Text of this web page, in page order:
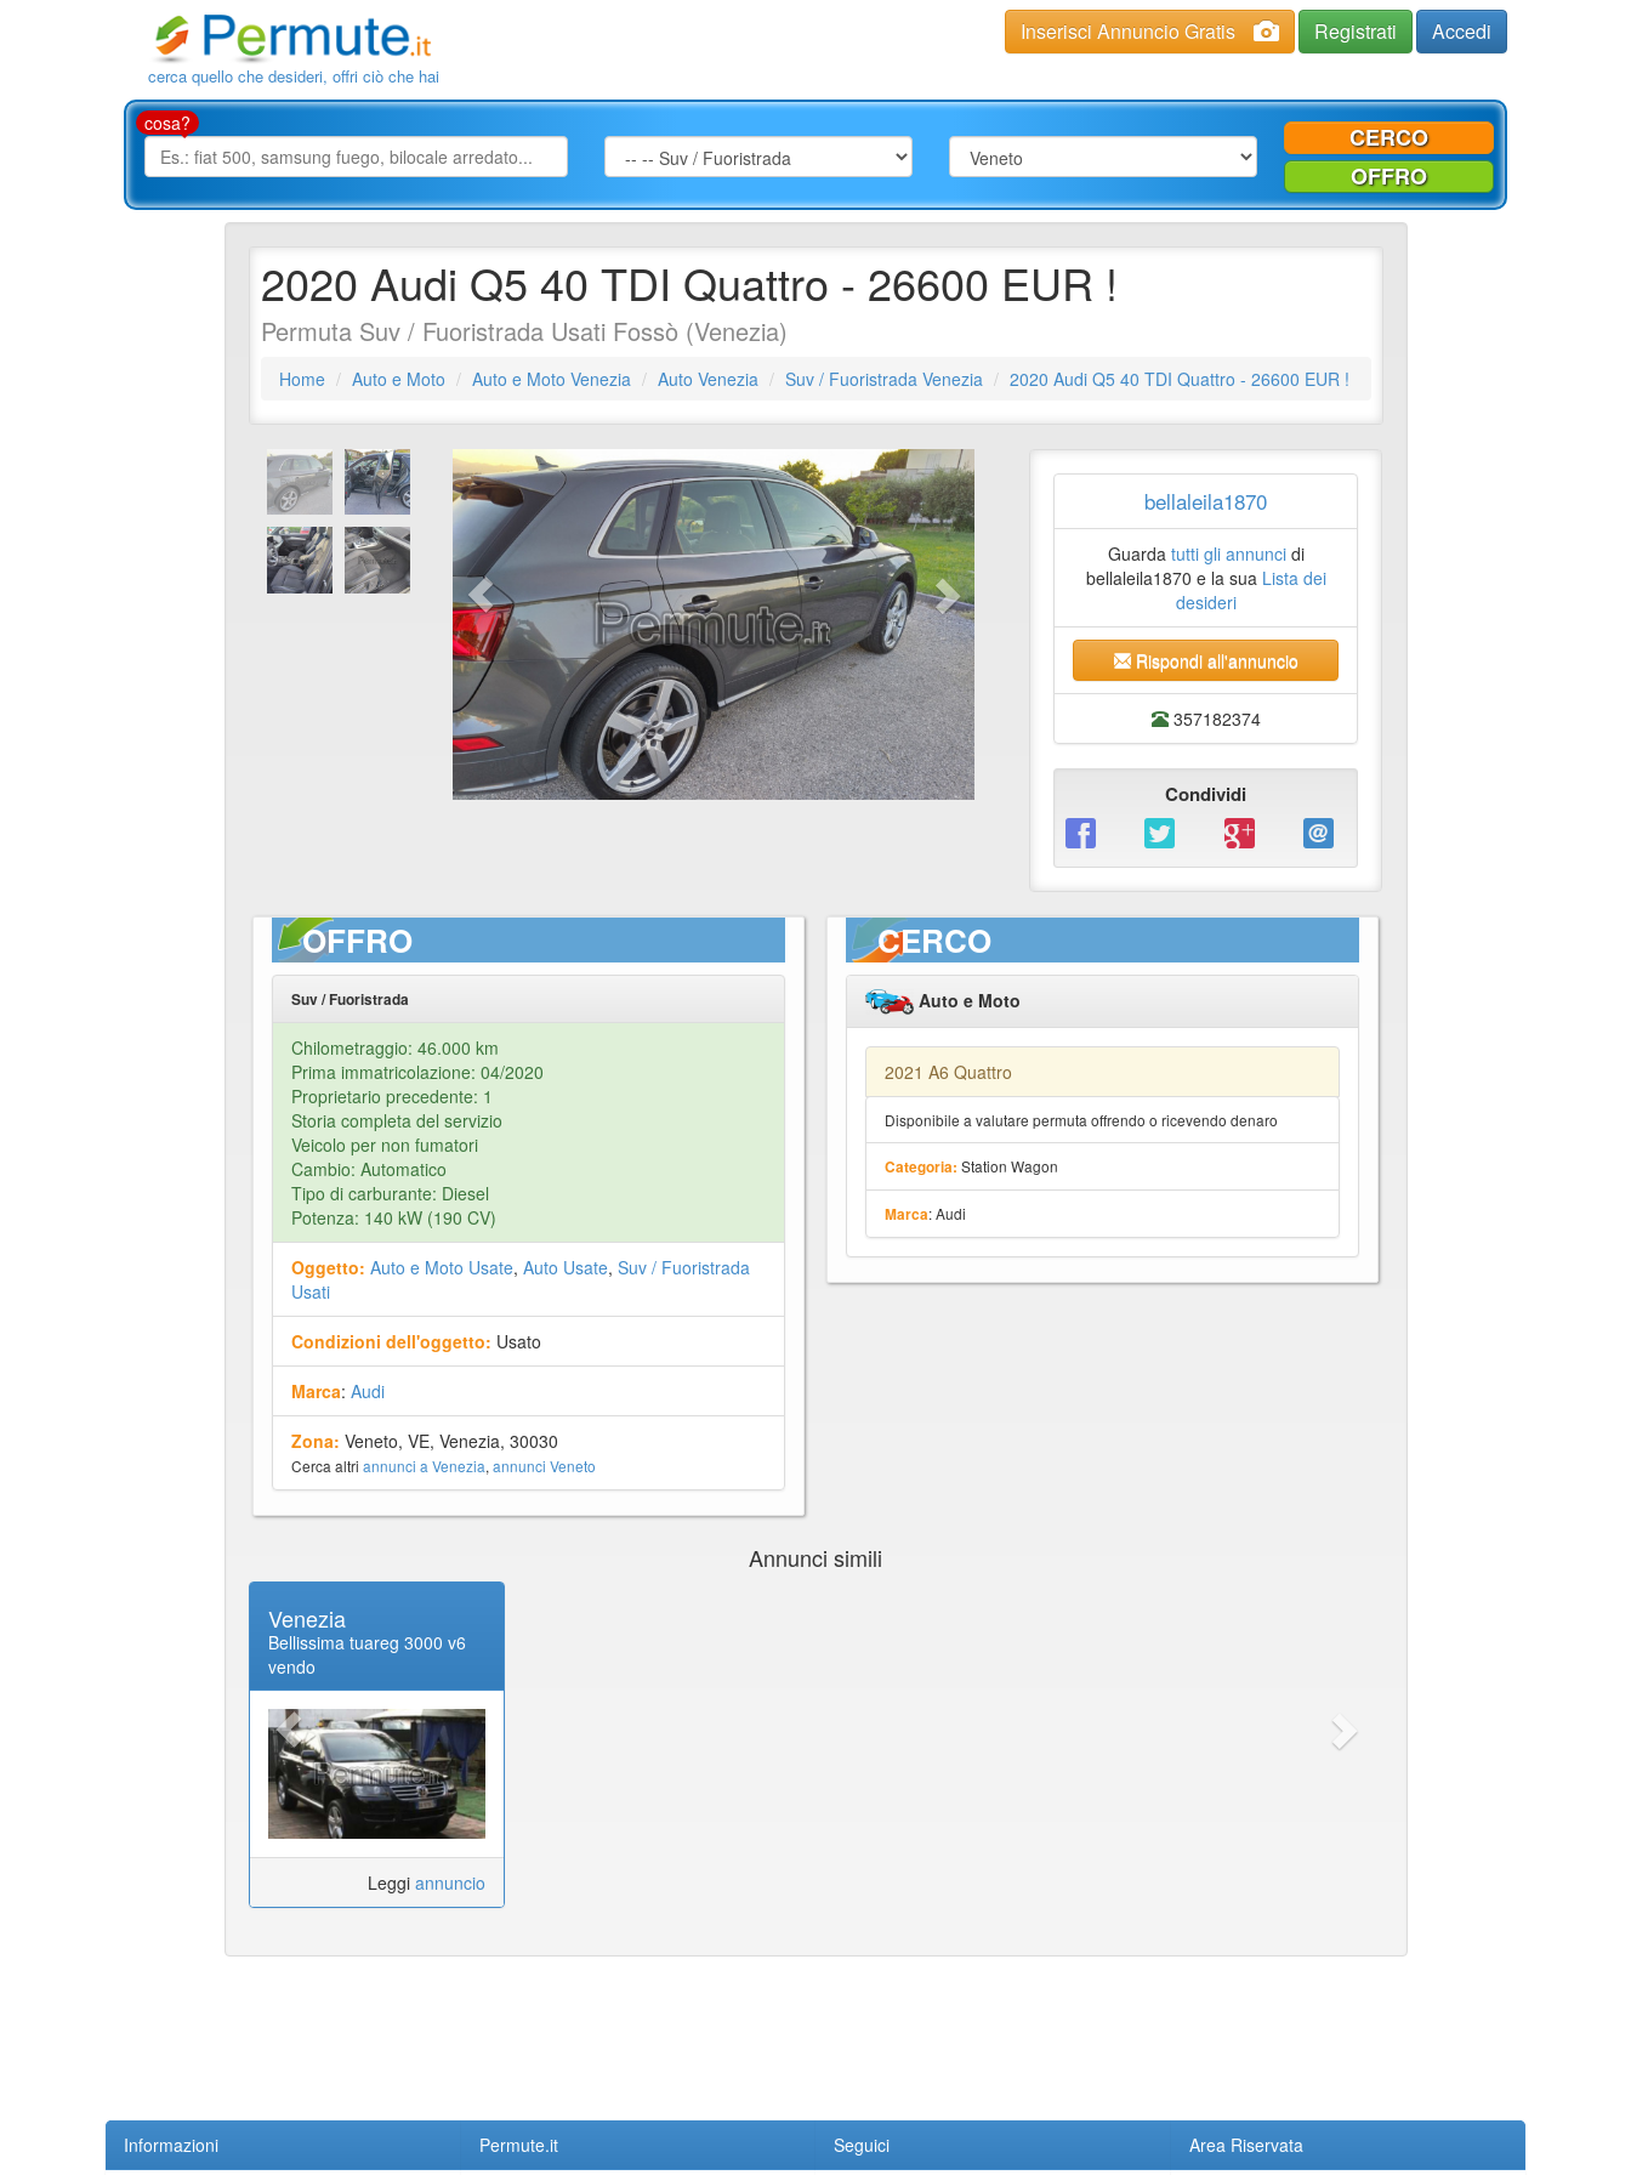
cerca quello che desideri, offri ciò che hai
Inserisci Annuncio Gratis Registrati Accedi
cosa?
CERCO
OFFRO
2020 Audi Q5 40 TDI Quattro - 26600 EUR !
Permuta Suv / Fuoristrada Usati Fossò (Venezia)
Home Auto e Moto Auto e Moto Venezia Auto Venezia Suv / Fuoristrada Venezia 2020 Audi Q5 40 TDI Quattro - 26600 EUR !
bellaleila1870
Guarda tutti gli annuncidi
bellaleila1870 e la sua Lista dei
desideri
Rispondi all'annuncio
357182374
Condividi
OFFRO
Suv / Fuoristrada
Chilometraggio: 46.000 km
Prima immatricolazione: 04/2020
Proprietario precedente: 1
Storia completa del servizio
Veicolo per non fumatori
Cambio: Automatico
Tipo di carburante: Diesel
Potenza: 140 kW (190 CV)
Oggetto: Auto e Moto Usate, Auto Usate, Suv / Fuoristrada
Usati
Condizioni dell'oggetto: Usato
Marca: Audi
Zona: Veneto, VE, Venezia, 30030
Cerca altri annunci a Venezia, annunci Veneto
CERCO
Auto e Moto
2021 A6 Quattro
Disponibile a valutare permuta offrendo o ricevendo denaro
Categoria: Station Wagon
Marca: Audi
Annunci simili
Venezia
Bellissima tuareg 3000 v6
vendo
Leggi annuncio
Informazioni Permute.it Seguici Area Riservata